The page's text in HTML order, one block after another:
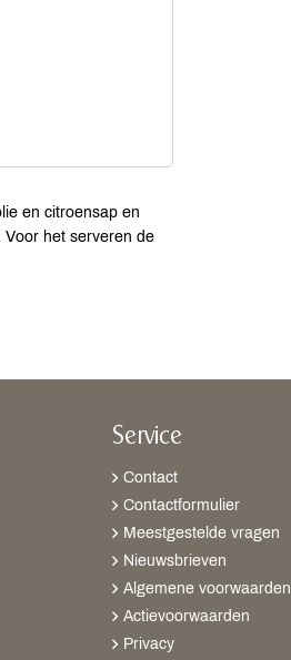
en citroensap en
Voor het serveren de
Service
Contact
Contactformulier
Meestgestelde vragen
Nieuwsbrieven
Algemene voorwaarden
Actievoorwaarden
Privacy